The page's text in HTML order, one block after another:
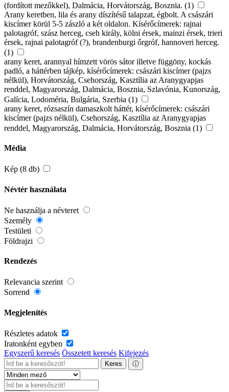
(fordított mezőkkel), Dalmácia, Horvátország, Bosznia. (1)
Arany keretben, lila és arany díszítésű talapzat, égbolt. A császári
kiscímer körül 5-5 zászló a két oldalon. Kísérőcímerek: rajnai
palotagróf, szász herceg, cseh király, kölni érsek, mainzi érsek, trieri
érsek, rajnai palotagróf (?), brandenburgi őrgróf, hannoveri herceg.
(1)
arany keret, arannyal hímzett vörös sátor illetve függöny, kockás
padló, a háttérben tájkép, kísérőcímerek: császári kiscímer (pajzs
nélkül), Horvátország, Csehország, Kasztília az Aranygyapjas
renddel, Magyarország, Dalmácia, Bosznia, Szlavónia, Kunország,
Galícia, Lodoméria, Bulgária, Szerbia (1)
arany keret, rózsaszín damaszkolt háttér, kísérőcímerek: császári
kiscímer (pajzs nélkül), Csehország, Kasztília az Aranygyapjas
renddel, Magyarország, Dalmácia, Horvátország, Bosznia (1)
Média
Kép (8 db)
Névtér használata
Ne használja a névteret
Személy
Testületi
Földrajzi
Rendezés
Relevancia szerint
Sorrend
Megjelenítés
Részletes adatok
Iratonként egyben
Egyszerű keresés Összetett keresés Kifejezés
Keres ⓘ